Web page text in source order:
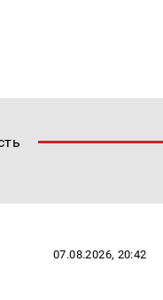
07.08.2026, 20:42